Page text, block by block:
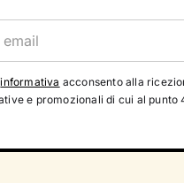
informativa acconsento alla
e promozionali di cui al punto